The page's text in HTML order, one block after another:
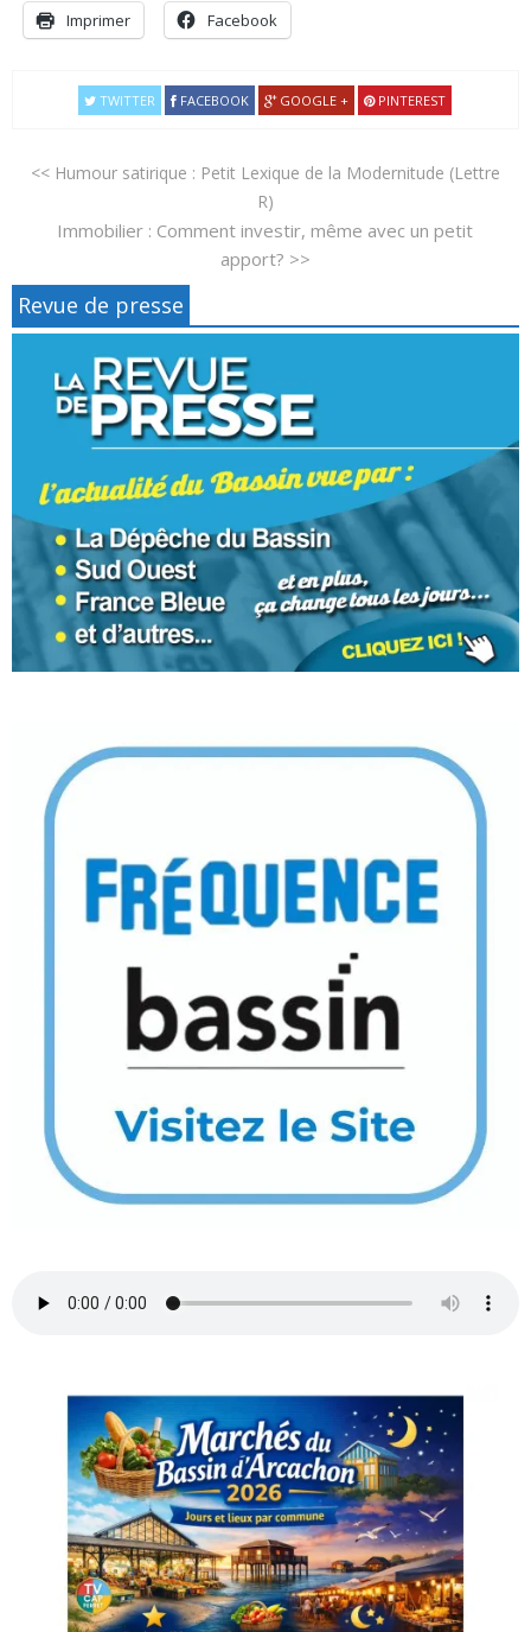
Imprimer Facebook
TWITTER FACEBOOK GOOGLE + PINTEREST
<< Humour satirique : Petit Lexique de la Modernitude (Lettre
R)
Immobilier : Comment investir, même avec un petit
apport? >>
Revue de presse